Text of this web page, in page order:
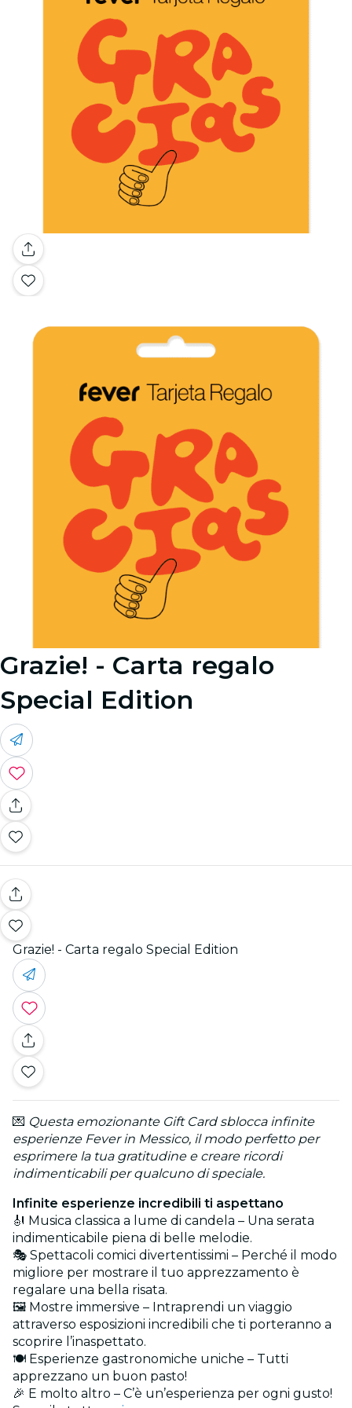
Grazie! - Carta regalo
Special Edition
Grazie! - Carta regalo Special Edition
💌 Questa emozionante Gift Card sblocca infinite
esperienze Fever in Messico, il modo perfetto per
esprimere la tua gratitudine e creare ricordi
indimenticabili per qualcuno di speciale.
Infinite esperienze incredibili ti aspettano
🎻 Musica classica a lume di candela – Una serata
indimenticabile piena di belle melodie.
🎭 Spettacoli comici divertentissimi – Perché il modo
migliore per mostrare il tuo apprezzamento è
regalare una bella risata.
🖼️ Mostre immersive – Intraprendi un viaggio
attraverso esposizioni incredibili che ti porteranno a
scoprire l’inaspettato.
🍽️ Esperienze gastronomiche uniche – Tutti
apprezzano un buon pasto!
🎉 E molto altro – C’è un’esperienza per ogni gusto!